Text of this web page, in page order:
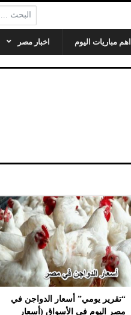
البحث:
اهم مباريات اليوم اخبار مصر
“تقرير يومي” أسعار الدواجن في
مصر اليوم في الأسواق (أسعار